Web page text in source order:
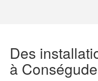
Des
à